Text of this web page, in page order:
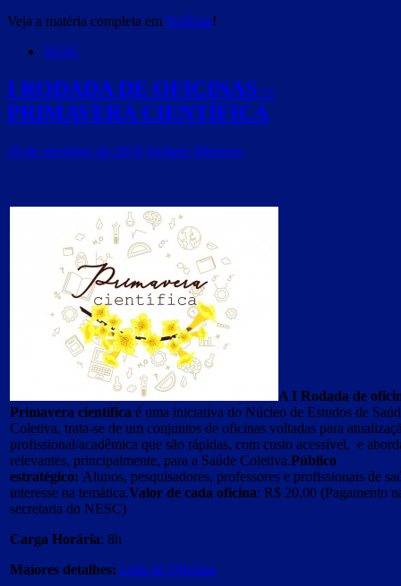
Veja a matéria completa em Notícias!
NESC
I RODADA DE OFICINAS –
PRIMAVERA CIENTÍFICA
26 de setembro de 2019 Jordane Meneses
A I Rodada de
Primavera científica é uma iniciativa do Núcleo de Estudos de
Coletiva, trata-se de um conjuntos de oficinas voltadas para
profissional/acadêmica que são rápidas, com custo acessível, e
relevantes, principalmente, para a Saúde Coletiva.Público
estratégico: Alunos, pesquisadores, professores e profissionais de
interesse na temática.Valor de cada oficina: R$ 20,00 (Pagamento
secretaria do NESC)
Carga Horária: 8h
Maiores detalhes: Lista de Oficinas